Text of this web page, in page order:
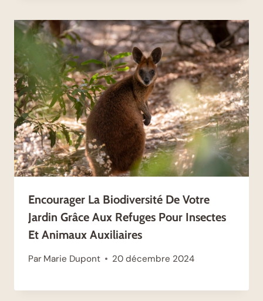
Encourager La Biodiversité De Votre
Jardin Grâce Aux Refuges Pour Insectes
Et Animaux Auxiliaires
Par Marie Dupont 20 décembre 2024